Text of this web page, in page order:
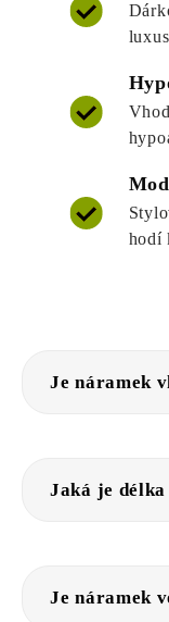
hodí
Je náramek
Jaká je
Je náramek